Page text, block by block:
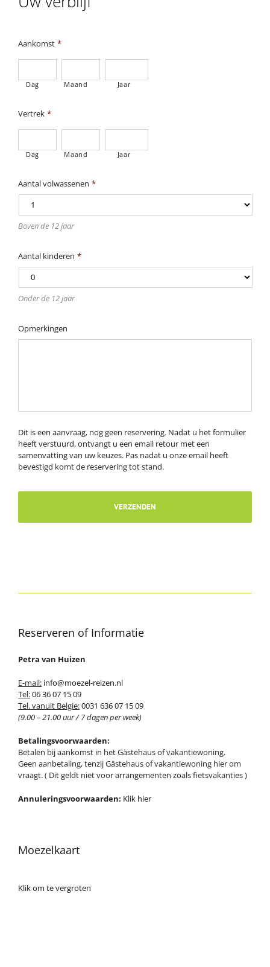
Aankomst *
Dag Maand Jaar
Vertrek *
Dag Maand Jaar
Aantal volwassenen *
Boven de 12 jaar
Aantal kinderen *
Onder de 12 jaar
Opmerkingen
Dit is een aanvraag, nog geen reservering. Nadat u het formulier
heeft verstuurd, ontvangt u een email retour met een
samenvatting van uw keuzes. Pas nadat u onze email heeft
bevestigd komt de reservering tot stand.
Reserveren of Informatie
Petra van Huizen
E-mail: info@moezel-reizen.nl
Tel:06 36 07 15 09
Tel. vanuit Belgie:0031 636 07 15 09
(9.00 – 21.00 uur / 7 dagen per week)
Betalingsvoorwaarden:
Betalen bij aankomst in het Gästehaus of vakantiewoning.
Geen aanbetaling, tenzij Gästehaus of vakantiewoning hier om
vraagt. ( Dit geldt niet voor arrangementen zoals fietsvakanties )
Annuleringsvoorwaarden: Klik hier
Moezelkaart
Klik om te vergroten